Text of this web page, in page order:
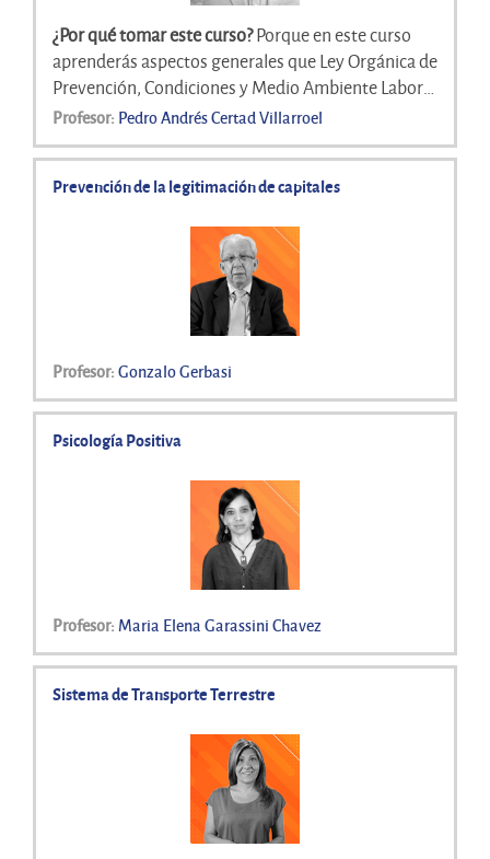
¿Por qué tomar este curso?Porque en este curso
aprenderás aspectos generales que Ley Orgánica de
Prevención, Condiciones y Medio Ambiente Laboral
(LOPCYMAT) de una manera sencilla, interactiva y
multimedia, permitiéndote transferir los
conocimientos y habilidades a tu contexto de
trabajo de una manera casi inmediata, bien sea
Profesor: Pedro Andrés Certad Villarroel
Prevención de la legitimación de capitales
Profesor: Gonzalo Gerbasi
Psicología Positiva
Profesor: Maria Elena Garassini Chavez
Sistema de Transporte Terrestre